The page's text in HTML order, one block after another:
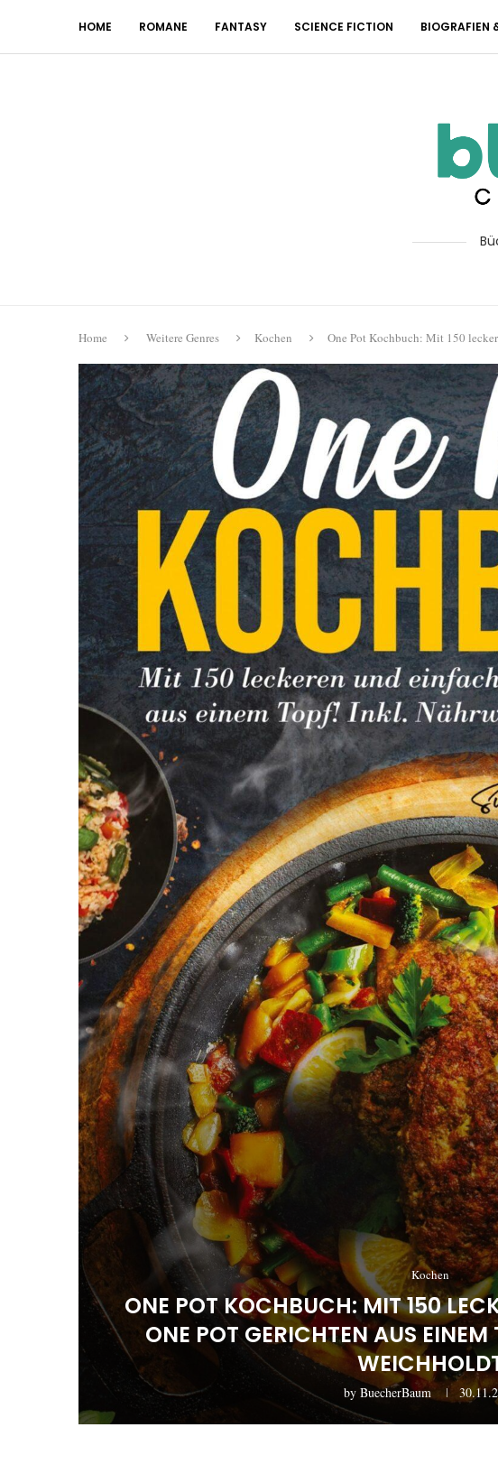
HOME ROMANE FANTASY SCIENCE FICTION BIOGRAFIEN
Home Weitere Genres Kochen One Pot Kochbuch: Mit 150
Kochen
ONE POT KOCHBUCH: MIT 150
ONE POT GERICHTEN AUS
by BuecherBaum